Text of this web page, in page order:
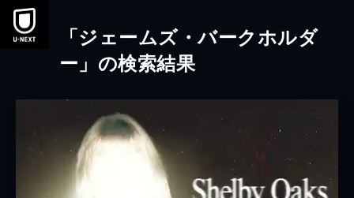
本文へスキップ
「ジェームズ・バークホルダ
ー」の検索結果